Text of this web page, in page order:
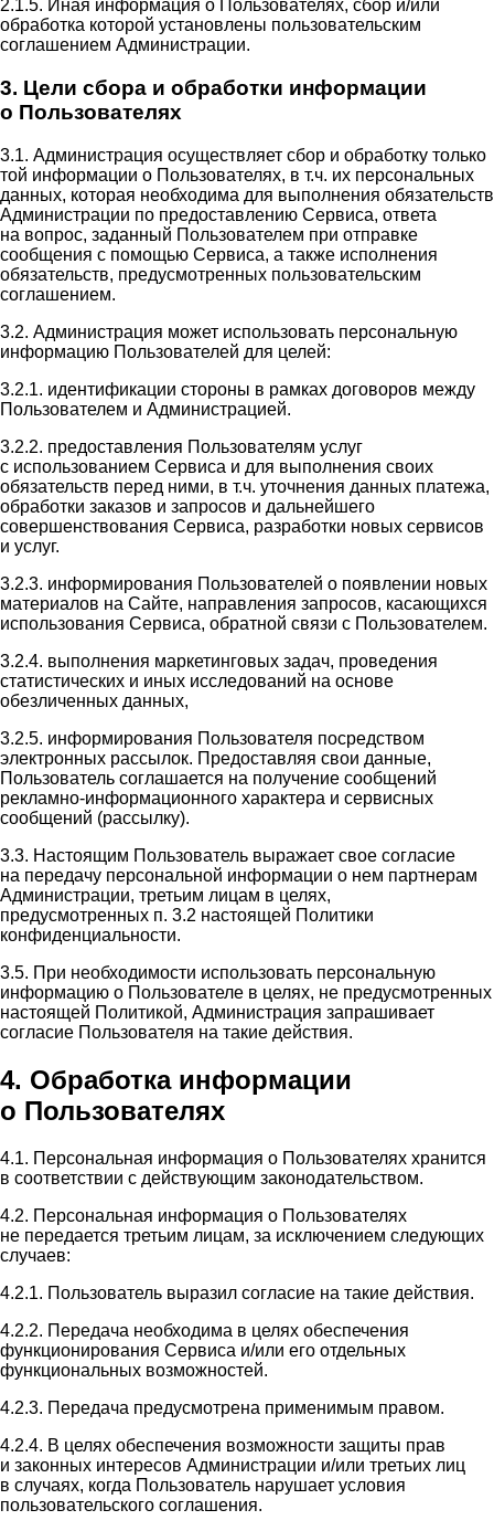
2.1.5. Иная информация о Пользователях, сбор и/или
обработка которой установлены пользовательским
соглашением Администрации.
3. Цели сбора и обработки информации
о Пользователях
3.1. Администрация осуществляет сбор и обработку только
той информации о Пользователях, в т.ч. их персональных
данных, которая необходима для выполнения обязательств
Администрации по предоставлению Сервиса, ответа
на вопрос, заданный Пользователем при отправке
сообщения с помощью Сервиса, а также исполнения
обязательств, предусмотренных пользовательским
соглашением.
3.2. Администрация может использовать персональную
информацию Пользователей для целей:
3.2.1. идентификации стороны в рамках договоров между
Пользователем и Администрацией.
3.2.2. предоставления Пользователям услуг
с использованием Сервиса и для выполнения своих
обязательств перед ними, в т.ч. уточнения данных платежа,
обработки заказов и запросов и дальнейшего
совершенствования Сервиса, разработки новых сервисов
и услуг.
3.2.3. информирования Пользователей о появлении новых
материалов на Сайте, направления запросов, касающихся
использования Сервиса, обратной связи с Пользователем.
3.2.4. выполнения маркетинговых задач, проведения
статистических и иных исследований на основе
обезличенных данных,
3.2.5. информирования Пользователя посредством
электронных рассылок. Предоставляя свои данные,
Пользователь соглашается на получение сообщений
рекламно-информационного характера и сервисных
сообщений (рассылку).
3.3. Настоящим Пользователь выражает свое согласие
на передачу персональной информации о нем партнерам
Администрации, третьим лицам в целях,
предусмотренных п. 3.2 настоящей Политики
конфиденциальности.
3.5. При необходимости использовать персональную
информацию о Пользователе в целях, не предусмотренных
настоящей Политикой, Администрация запрашивает
согласие Пользователя на такие действия.
4. Обработка информации
о Пользователях
4.1. Персональная информация о Пользователях хранится
в соответствии с действующим законодательством.
4.2. Персональная информация о Пользователях
не передается третьим лицам, за исключением следующих
случаев:
4.2.1. Пользователь выразил согласие на такие действия.
4.2.2. Передача необходима в целях обеспечения
функционирования Сервиса и/или его отдельных
функциональных возможностей.
4.2.3. Передача предусмотрена применимым правом.
4.2.4. В целях обеспечения возможности защиты прав
и законных интересов Администрации и/или третьих лиц
в случаях, когда Пользователь нарушает условия
пользовательского соглашения.